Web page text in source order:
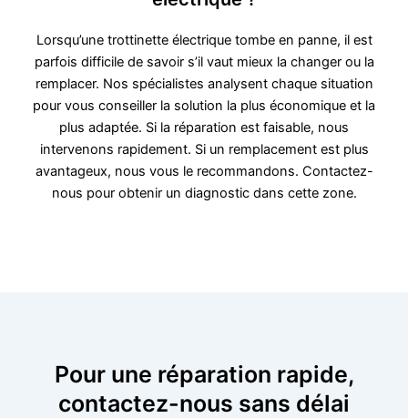
Lorsqu’une trottinette électrique tombe en panne, il est
parfois difficile de savoir s’il vaut mieux la changer ou la
remplacer. Nos spécialistes analysent chaque situation
pour vous conseiller la solution la plus économique et la
plus adaptée. Si la réparation est faisable, nous
intervenons rapidement. Si un remplacement est plus
avantageux, nous vous le recommandons. Contactez-
nous pour obtenir un diagnostic dans cette zone.
Pour une réparation rapide,
contactez-nous sans délai